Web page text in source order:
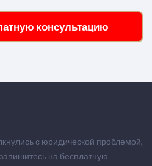
консультацию
с юридической проблемой,
на бесплатную